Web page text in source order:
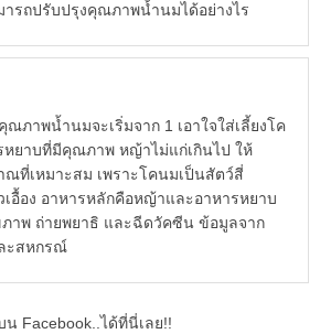
ารถปรับปรุงคุณภาพน้ำนมได้อย่างไร
ณภาพน้ำนมจะเริ่มจาก 1 เอาใจใส่เลี้ยงโค
หยาบที่มีคุณภาพ หญ้าไม่แก่เกินไป ให้
ที่เหมาะสม เพราะโคนมเป็นสัตว์สี่
เอื้อง อาหารหลักคือหญ้าและอาหารหยาบ
าพ ถ่ายพยาธิ และฉีดวัคซีน ข้อมูลจาก
ะสหกรณ์
น Facebook..ได้ที่นี่เลย!!